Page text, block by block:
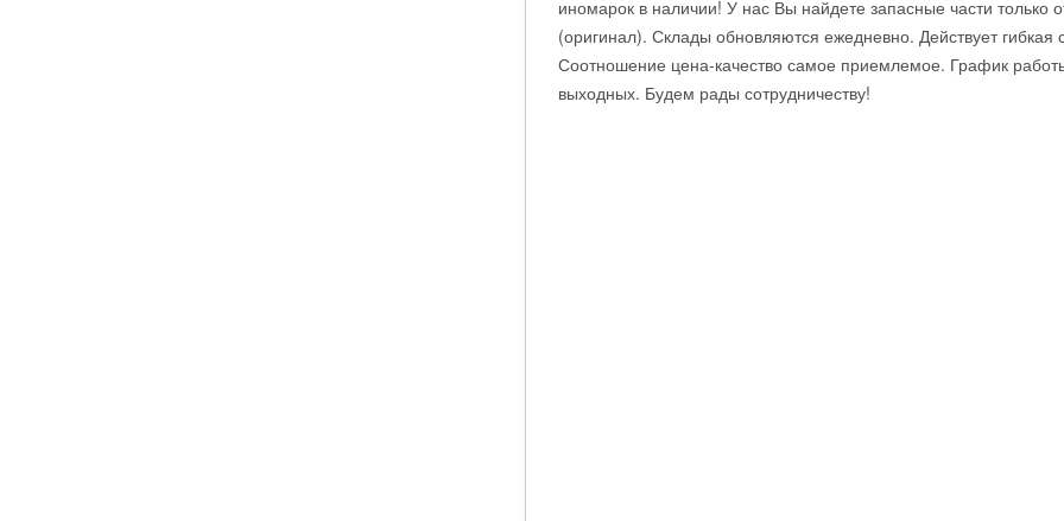
иномарок в наличии! У нас Вы найдете запасные части только
(оригинал). Склады обновляются ежедневно. Действует гибкая
Соотношение цена-качество самое приемлемое. График
выходных. Будем рады сотрудничеству!